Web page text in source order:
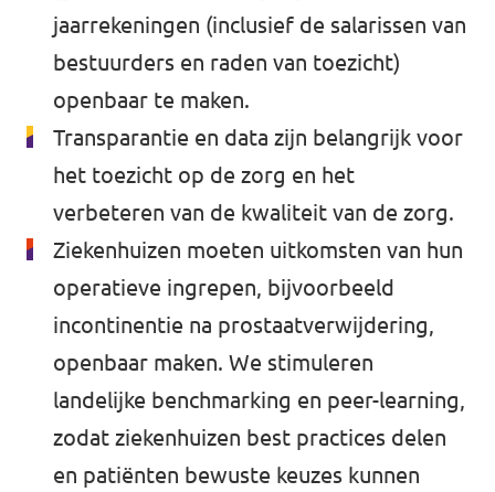
jaarrekeningen (inclusief de salarissen van
bestuurders en raden van toezicht)
openbaar te maken.
Transparantie en data zijn belangrijk voor
het toezicht op de zorg en het
verbeteren van de kwaliteit van de zorg.
Ziekenhuizen moeten uitkomsten van hun
operatieve ingrepen, bijvoorbeeld
incontinentie na prostaatverwijdering,
openbaar maken. We stimuleren
landelijke benchmarking en peer-learning,
zodat ziekenhuizen best practices delen
en patiënten bewuste keuzes kunnen